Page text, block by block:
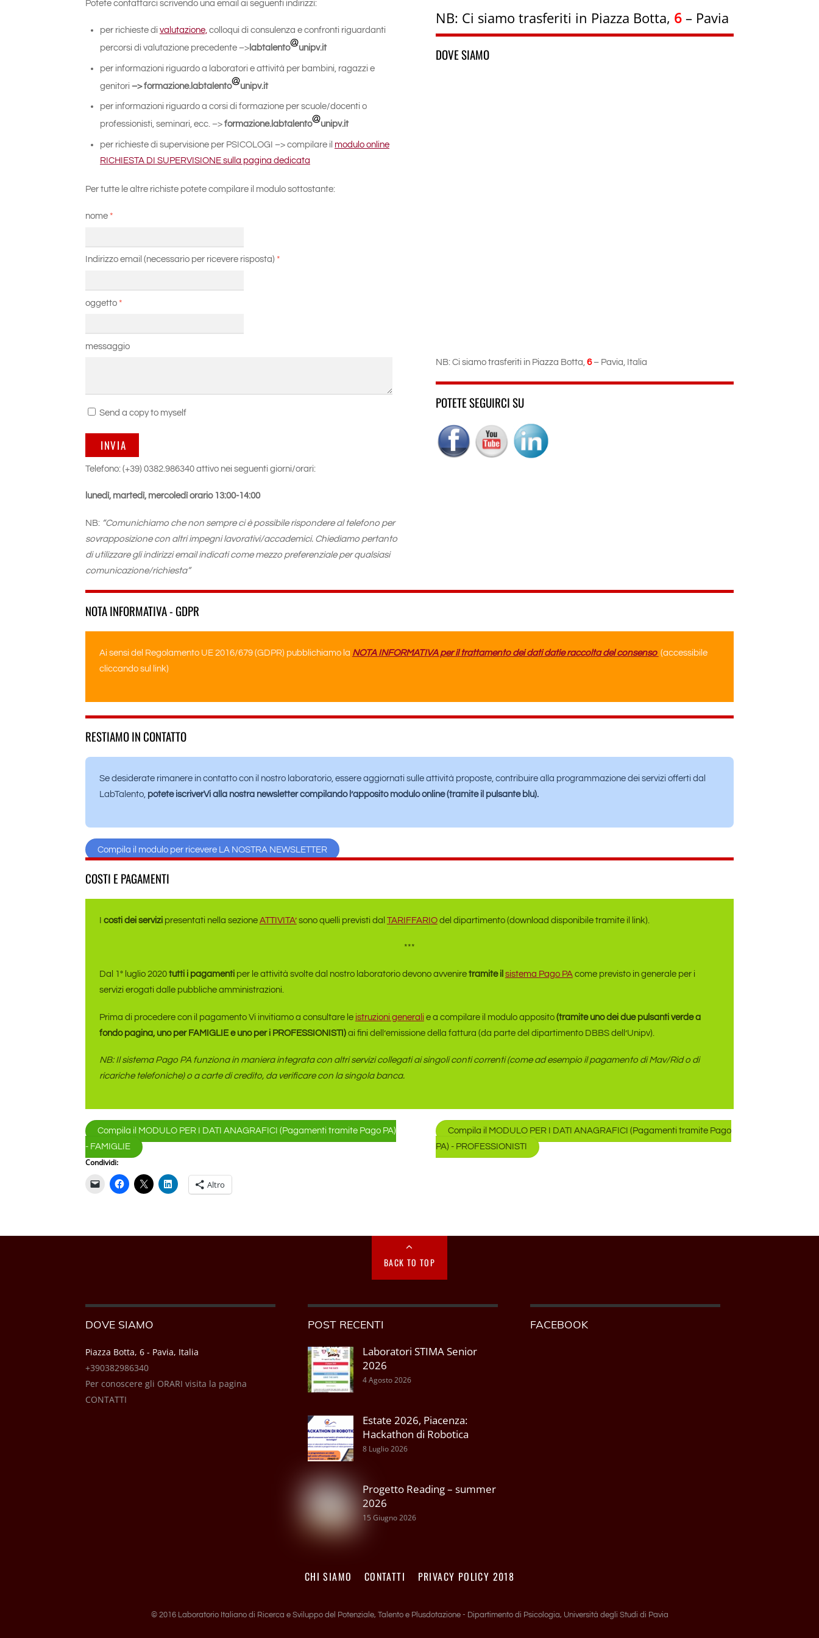
Potete contattarci scrivendo una email ai seguenti indirizzi:
per richieste di valutazione, colloqui di consulenza e confronti riguardanti
percorsi di valutazione precedente –> labtalento unipv.it
per informazioni riguardo a laboratori e attività per bambini, ragazzi e
genitori –> formazione.labtalento unipv.it
per informazioni riguardo a corsi di formazione per scuole/docenti o
professionisti, seminari, ecc. –> formazione.labtalento unipv.it
per richieste di supervisione per PSICOLOGI –> compilare il modulo online
RICHIESTA DI SUPERVISIONE sulla pagina dedicata
Per tutte le altre richiste potete compilare il modulo sottostante:
nome *
Indirizzo email (necessario per ricevere risposta) *
oggetto *
messaggio
Send a copy to myself
INVIA
Telefono: (+39) 0382.986340 attivo nei seguenti giorni/orari:
lunedì, martedì, mercoledì orario 13:00-14:00
NB: “Comunichiamo che non sempre ci è possibile rispondere al telefono per
sovrapposizione con altri impegni lavorativi/accademici. Chiediamo pertanto
di utilizzare gli indirizzi email indicati come mezzo preferenziale per qualsiasi
comunicazione/richiesta”
NB: Ci siamo trasferiti in Piazza Botta, 6– Pavia
DOVE SIAMO
NB: Ci siamo trasferiti in Piazza Botta, 6– Pavia, Italia
POTETE SEGUIRCI SU
NOTA INFORMATIVA - GDPR
Ai sensi del Regolamento UE 2016/679 (GDPR) pubblichiamo la NOTA INFORMATIVA per il trattamento dei dati datie raccolta del consenso (accessibile
cliccando sul link)
RESTIAMO IN CONTATTO
Se desiderate rimanere in contatto con il nostro laboratorio, essere aggiornati sulle attività proposte, contribuire alla programmazione dei servizi offerti dal
LabTalento, potete iscriverVi alla nostra newsletter compilando l’apposito modulo online (tramite il pulsante blu).
Compila il modulo per ricevere LA NOSTRA NEWSLETTER
COSTI E PAGAMENTI
costi dei servizipresentati nella sezione ATTIVITA’sono quelli previsti dal TARIFFARIOdel dipartimento (download disponibile tramite il link).
***
Dal 1° luglio 2020 tutti i pagamentiper le attività svolte dal nostro laboratorio devono avvenire tramite il sistema Pago PAcome previsto in generale per i
servizi erogati dalle pubbliche amministrazioni.
Prima di procedere con il pagamento Vi invitiamo a consultare le istruzioni generalie a compilare il modulo apposito (tramite uno dei due pulsanti verde a
fondo pagina, uno per FAMIGLIE e uno per i PROFESSIONISTI)ai fini dell’emissione della fattura (da parte del dipartimento DBBS dell’Unipv).
NB: Il sistema Pago PA funziona in maniera integrata con altri servizi collegati ai singoli conti correnti (come ad esempio il pagamento di Mav/Rid o di
ricariche telefoniche) o a carte di credito, da verificare con la singola banca.
Compila il MODULO PER I DATI ANAGRAFICI (Pagamenti tramite Pago PA)
- FAMIGLIE
Compila il MODULO PER I DATI ANAGRAFICI (Pagamenti tramite Pago
PA) - PROFESSIONISTI
Condividi:
Altro
BACK TO TOP
DOVE SIAMO
Piazza Botta, 6 - Pavia, Italia
+390382986340
Per conoscere gli ORARI visita la pagina
CONTATTI
POST RECENTI
Laboratori STIMA Senior
2026
4 Agosto 2026
Estate 2026, Piacenza:
Hackathon di Robotica
8 Luglio 2026
Progetto Reading – summer
2026
15 Giugno 2026
FACEBOOK
CHI SIAMO CONTATTI PRIVACY POLICY 2018
© 2016 Laboratorio Italiano di Ricerca e Sviluppo del Potenziale, Talento e Plusdotazione - Dipartimento di Psicologia, Università degli Studi di Pavia